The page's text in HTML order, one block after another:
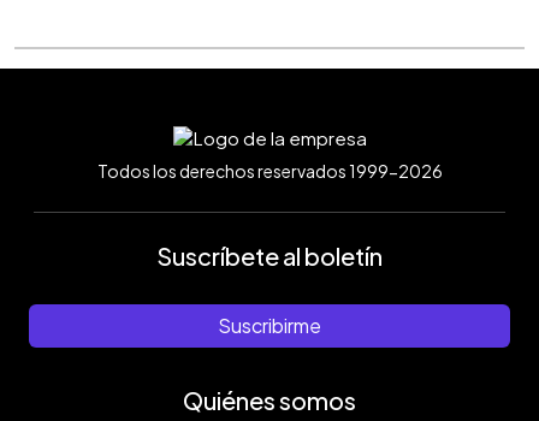
Todos los derechos reservados 1999-2026
Suscríbete al boletín
Suscribirme
Quiénes somos